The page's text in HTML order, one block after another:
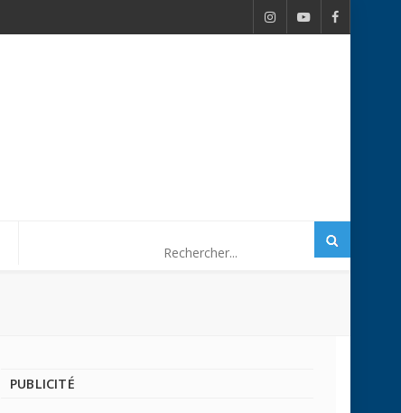
PUBLICITÉ